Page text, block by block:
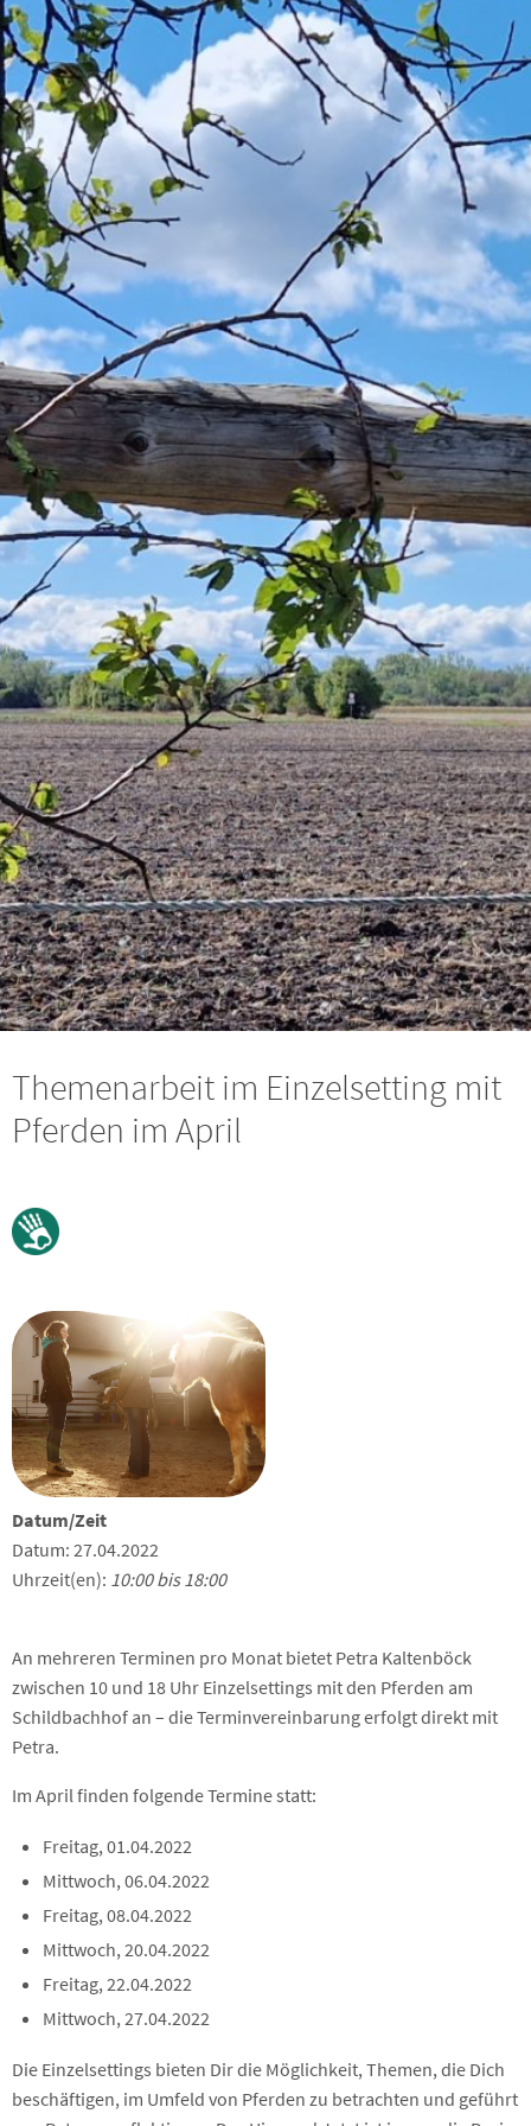
Themenarbeit im Einzelsetting mit
Pferden im April
Datum/Zeit
Datum: 27.04.2022
Uhrzeit(en): 10:00 bis 18:00
An mehreren Terminen pro Monat bietet Petra Kaltenböck
zwischen 10 und 18 Uhr Einzelsettings mit den Pferden am
Schildbachhof an – die Terminvereinbarung erfolgt direkt mit
Petra.
Im April finden folgende Termine statt:
Freitag, 01.04.2022
Mittwoch, 06.04.2022
Freitag, 08.04.2022
Mittwoch, 20.04.2022
Freitag, 22.04.2022
Mittwoch, 27.04.2022
Die Einzelsettings bieten Dir die Möglichkeit, Themen, die Dich
beschäftigen, im Umfeld von Pferden zu betrachten und geführt